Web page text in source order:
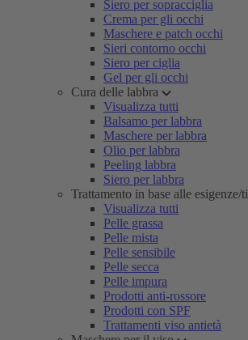
Siero per sopracciglia
Crema per gli occhi
Maschere e patch occhi
Sieri contorno occhi
Siero per ciglia
Gel per gli occhi
Cura delle labbra
Visualizza tutti
Balsamo per labbra
Maschere per labbra
Olio per labbra
Peeling labbra
Siero per labbra
Trattamento in base alle esigenze/
Visualizza tutti
Pelle grassa
Pelle mista
Pelle sensibile
Pelle secca
Pelle impura
Prodotti anti-rossore
Prodotti con SPF
Trattamenti viso antietà